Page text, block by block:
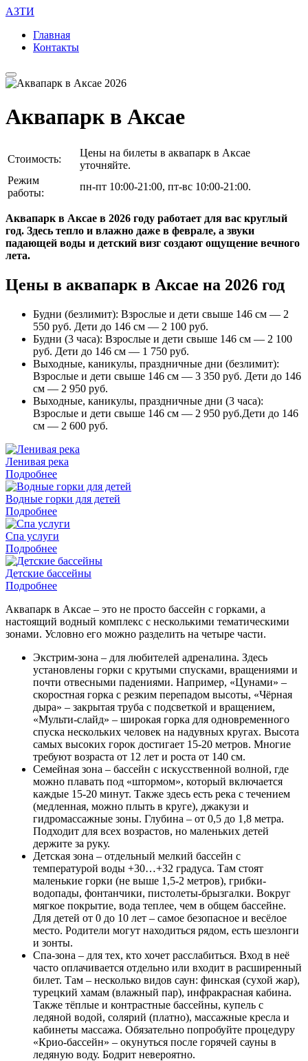
АЗТИ
Главная
Контакты
Аквапарк в Аксае
Стоимость:
Цены на билеты в аквапарк в Аксае
уточняйте.
Режим
работы:
пн-пт 10:00-21:00, пт-вс 10:00-21:00.
Аквапарк в Аксае в 2026 году работает для вас круглый
год. Здесь тепло и влажно даже в феврале, а звуки
падающей воды и детский визг создают ощущение вечного
лета.
Цены в аквапарк в Аксае на 2026 год
Будни (безлимит): Взрослые и дети свыше 146 см — 2
550 руб. Дети до 146 см — 2 100 руб.
Будни (3 часа): Взрослые и дети свыше 146 см — 2 100
руб. Дети до 146 см — 1 750 руб.
Выходные, каникулы, праздничные дни (безлимит):
Взрослые и дети свыше 146 см — 3 350 руб. Дети до 146
см — 2 950 руб.
Выходные, каникулы, праздничные дни (3 часа):
Взрослые и дети свыше 146 см — 2 950 руб.Дети до 146
см — 2 600 руб.
Ленивая река
Подробнее
Водные горки для детей
Подробнее
Спа услуги
Подробнее
Детские бассейны
Подробнее
Аквапарк в Аксае – это не просто бассейн с горками, а
настоящий водный комплекс с несколькими тематическими
зонами. Условно его можно разделить на четыре части.
Экстрим-зона – для любителей адреналина. Здесь
установлены горки с крутыми спусками, вращениями и
почти отвесными падениями. Например, «Цунами» –
скоростная горка с резким перепадом высоты, «Чёрная
дыра» – закрытая труба с подсветкой и вращением,
«Мульти-слайд» – широкая горка для одновременного
спуска нескольких человек на надувных кругах. Высота
самых высоких горок достигает 15-20 метров. Многие
требуют возраста от 12 лет и роста от 140 см.
Семейная зона – бассейн с искусственной волной, где
можно плавать под «штормом», который включается
каждые 15-20 минут. Также здесь есть река с течением
(медленная, можно плыть в круге), джакузи и
гидромассажные зоны. Глубина – от 0,5 до 1,8 метра.
Подходит для всех возрастов, но маленьких детей
держите за руку.
Детская зона – отдельный мелкий бассейн с
температурой воды +30…+32 градуса. Там стоят
маленькие горки (не выше 1,5-2 метров), грибки-
водопады, фонтанчики, пистолеты-брызгалки. Вокруг
мягкое покрытие, вода теплее, чем в общем бассейне.
Для детей от 0 до 10 лет – самое безопасное и весёлое
место. Родители могут находиться рядом, есть шезлонги
и зонты.
Спа-зона – для тех, кто хочет расслабиться. Вход в неё
часто оплачивается отдельно или входит в расширенный
билет. Там – несколько видов саун: финская (сухой жар),
турецкий хамам (влажный пар), инфракрасная кабина.
Также тёплые и контрастные бассейны, купель с
ледяной водой, солярий (платно), массажные кресла и
кабинеты массажа. Обязательно попробуйте процедуру
«Крио-бассейн» – окунуться после горячей сауны в
ледяную воду. Бодрит невероятно.